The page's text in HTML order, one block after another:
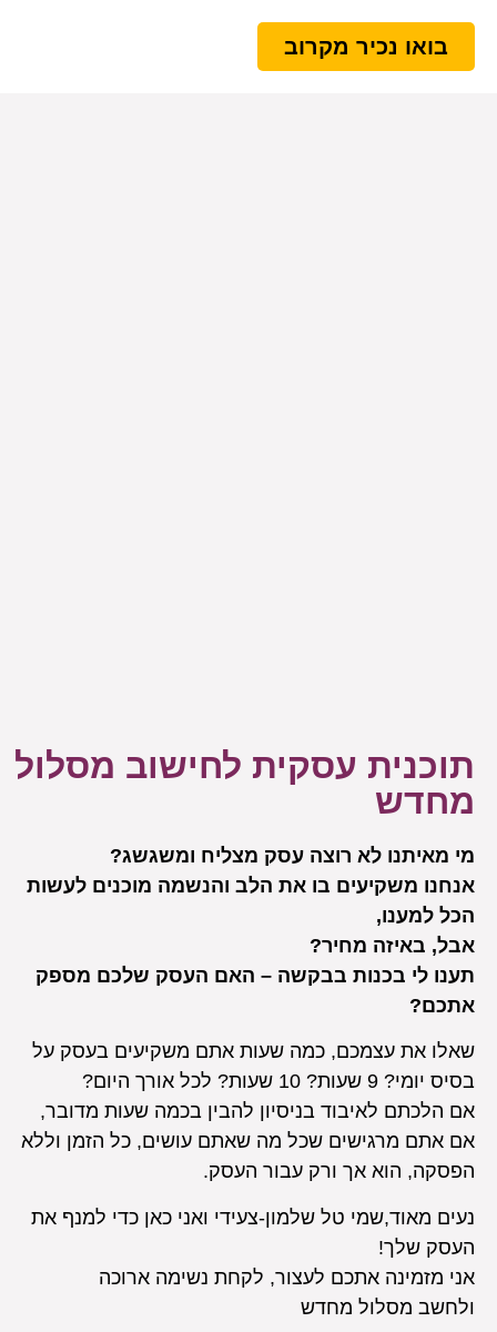
בואו נכיר מקרוב
תוכנית עסקית לחישוב מסלול
מחדש
מי מאיתנו לא רוצה עסק מצליח ומשגשג?
אנחנו משקיעים בו את הלב והנשמה מוכנים לעשות
הכל למענו,
אבל, באיזה מחיר?
תענו לי בכנות בבקשה – האם העסק שלכם מספק
אתכם?
שאלו את עצמכם, כמה שעות אתם משקיעים בעסק על
בסיס יומי? 9 שעות? 10 שעות? לכל אורך היום?
אם הלכתם לאיבוד בניסיון להבין בכמה שעות מדובר,
אם אתם מרגישים שכל מה שאתם עושים, כל הזמן וללא
הפסקה, הוא אך ורק עבור העסק.
נעים מאוד,שמי טל שלמון-צעידי ואני כאן כדי למנף את
העסק שלך!
אני מזמינה אתכם לעצור, לקחת נשימה ארוכה
ולחשב מסלול מחדש